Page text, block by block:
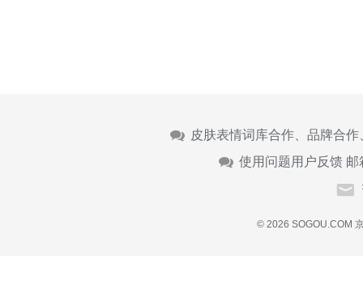
皮肤表情词库合作、品牌合
使用问题用户反馈 邮
© 2026 SOGOU.COM